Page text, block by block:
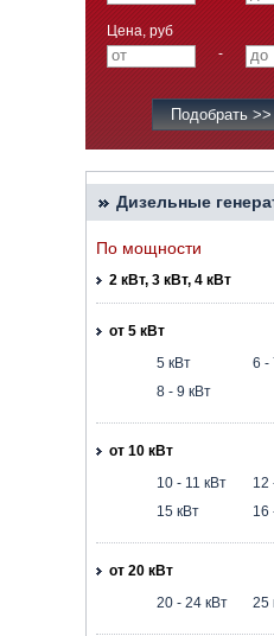
Цена, руб
-
Дизельные
По мощности
2 кВт, 3 кВт, 4 кВт
от 5 кВт
5 кВт
6 -
8 - 9 кВт
от 10 кВт
10 - 11 кВт
12
15 кВт
16
от 20 кВт
20 - 24 кВт
25